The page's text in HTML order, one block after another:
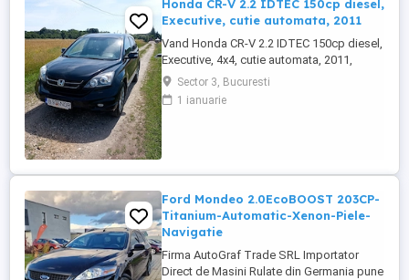
Honda CR-V 2.2 IDTEC 150cp diesel,
Executive, cutie automata, 2011
Vand Honda CR-V 2.2 IDTEC 150cp diesel,
Executive, 4x4, cutie automata, 2011,
324500 km reali, revizie efectuata recent,
filtru particule nou, cauciucuri iarna + vara,
stare foarte buna, car-play + android,
Sector 3, Bucuresti
1 ianuarie
Ford Mondeo 2.0EcoBOOST 203CP-
Titanium-Automatic-Xenon-Piele-
Navigatie
Firma AutoGraf Trade SRL Importator
Direct de Masini Rulate din Germania pune